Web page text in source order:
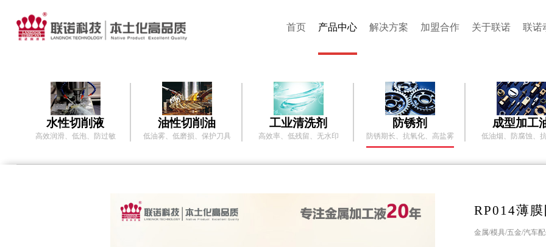
首页 产品中心 解决方案 加盟合作 关于联诺 联诺
水性切削液
高效润滑、低泡、防过敏
油性切削油
低油雾、低磨损、保护刀具
工业清洗剂
高效率、低残留、无水印
防锈剂
防锈期长、抗氧化、高盐雾
成型加工
低油烟、防腐蚀、
RP014薄
金属/模具/五金/汽车